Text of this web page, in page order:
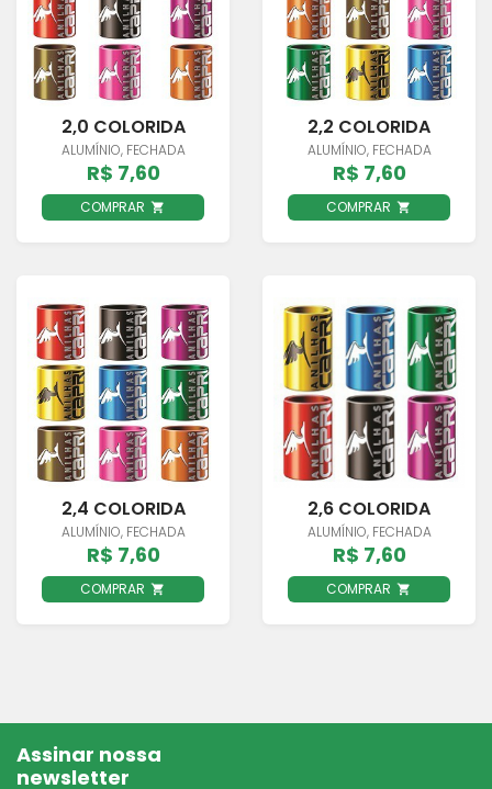
2,0 COLORIDA
ALUMÍNIO, FECHADA
R$ 7,60
COMPRAR
2,2 COLORIDA
ALUMÍNIO, FECHADA
R$ 7,60
COMPRAR
2,4 COLORIDA
ALUMÍNIO, FECHADA
R$ 7,60
COMPRAR
2,6 COLORIDA
ALUMÍNIO, FECHADA
R$ 7,60
COMPRAR
Assinar nossa
newsletter